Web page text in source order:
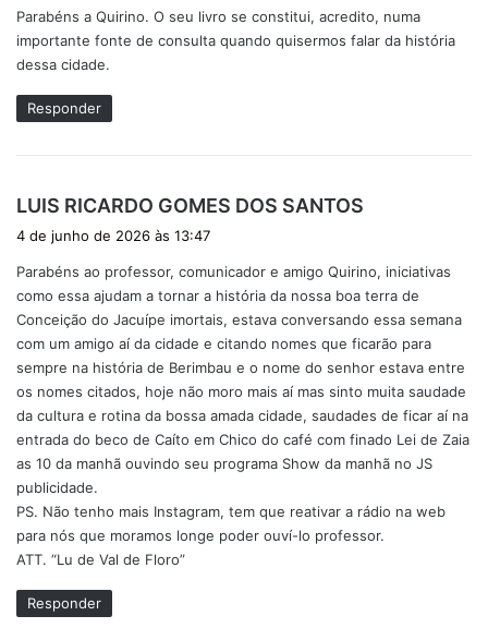
s
e
Parabéns a Quirino. O seu livro se constitui, acredito, numa
importante fonte de consulta quando quisermos falar da história
dessa cidade.
Responder
LUIS RICARDO GOMES DOS SANTOS
s
e
:
4 de junho de 2026 às 13:47
Parabéns ao professor, comunicador e amigo Quirino, iniciativas
como essa ajudam a tornar a história da nossa boa terra de
Conceição do Jacuípe imortais, estava conversando essa semana
com um amigo aí da cidade e citando nomes que ficarão para
sempre na história de Berimbau e o nome do senhor estava entre
os nomes citados, hoje não moro mais aí mas sinto muita saudade
da cultura e rotina da bossa amada cidade, saudades de ficar aí na
entrada do beco de Caíto em Chico do café com finado Lei de Zaia
as 10 da manhã ouvindo seu programa Show da manhã no JS
publicidade.
PS. Não tenho mais Instagram, tem que reativar a rádio na web
para nós que moramos longe poder ouví-lo professor.
ATT. “Lu de Val de Floro”
Responder